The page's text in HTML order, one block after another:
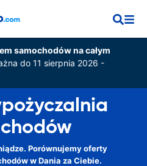
samochodów na całym
do 11 sierpnia 2026 -
Porównujemy oferty
w Dania za Ciebie.